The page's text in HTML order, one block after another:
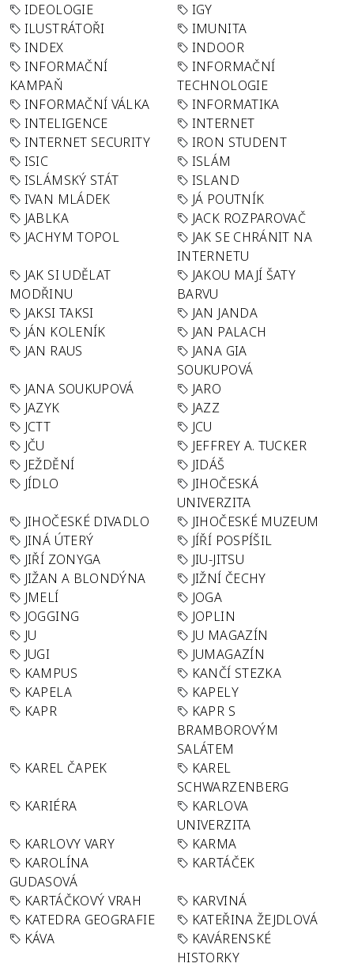
IDEOLOGIE
IGY
ILUSTRÁTOŘI
IMUNITA
INDEX
INDOOR
INFORMAČNÍ
KAMPAŇ
INFORMAČNÍ
TECHNOLOGIE
INFORMAČNÍ VÁLKA
INFORMATIKA
INTELIGENCE
INTERNET
INTERNET SECURITY
IRON STUDENT
ISIC
ISLÁM
ISLÁMSKÝ STÁT
ISLAND
IVAN MLÁDEK
JÁ POUTNÍK
JABLKA
JACK ROZPAROVAČ
JACHYM TOPOL
JAK SE CHRÁNIT NA
INTERNETU
JAK SI UDĚLAT
MODŘINU
JAKOU MAJÍ ŠATY
BARVU
JAKSI TAKSI
JAN JANDA
JÁN KOLENÍK
JAN PALACH
JAN RAUS
JANA GIA
SOUKUPOVÁ
JANA SOUKUPOVÁ
JARO
JAZYK
JAZZ
JCTT
JCU
JČU
JEFFREY A. TUCKER
JEŽDĚNÍ
JIDÁŠ
JÍDLO
JIHOČESKÁ
UNIVERZITA
JIHOČESKÉ DIVADLO
JIHOČESKÉ MUZEUM
JINÁ ÚTERÝ
JÍŘÍ POSPÍŠIL
JIŘÍ ZONYGA
JIU-JITSU
JIŽAN A BLONDÝNA
JIŽNÍ ČECHY
JMELÍ
JOGA
JOGGING
JOPLIN
JU
JU MAGAZÍN
JUGI
JUMAGAZÍN
KAMPUS
KANČÍ STEZKA
KAPELA
KAPELY
KAPR
KAPR S
BRAMBOROVÝM
SALÁTEM
KAREL ČAPEK
KAREL
SCHWARZENBERG
KARIÉRA
KARLOVA
UNIVERZITA
KARLOVY VARY
KARMA
KAROLÍNA
GUDASOVÁ
KARTÁČEK
KARTÁČKOVÝ VRAH
KARVINÁ
KATEDRA GEOGRAFIE
KATEŘINA ŽEJDLOVÁ
KÁVA
KAVÁRENSKÉ
HISTORKY